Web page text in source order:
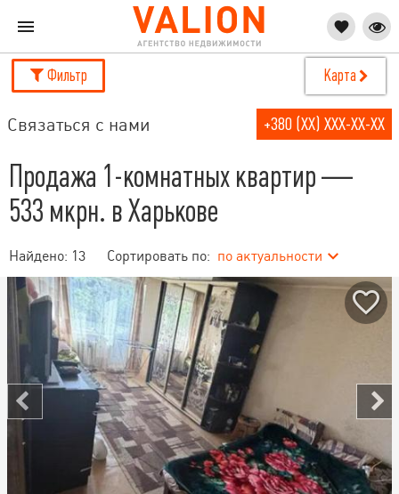
Фильтр Карта
Связаться с нами +380 (XX) XXX-XX-XX
Продажа 1-комнатных квартир —
533 мкрн. в Харькове
Найдено: 13 Сортировать по: по актуальности